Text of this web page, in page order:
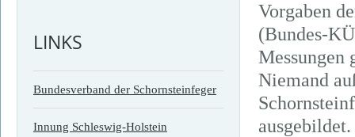
LINKS
Bundesverband der Schornsteinfeger
Innung Schleswig-Holstein
Vorgaben
(Bundes-
Messungen
Niemand